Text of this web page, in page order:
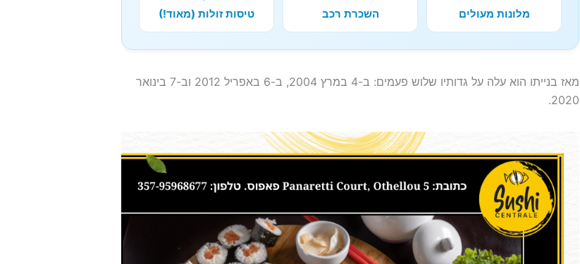
מלונות מעולים השכרת רכב טיסות זולות (מאוד!)
מאז בנייתו הוא עלה על גדותיו שלוש פעמים: ב-4 במרץ 2004, ב-6 באפריל 2012 וב-7 בינואר
2020.